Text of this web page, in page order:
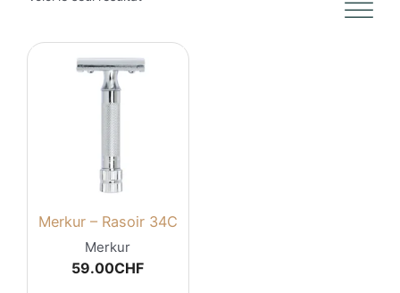
Merkur – Rasoir 34C
Merkur
59.00CHF